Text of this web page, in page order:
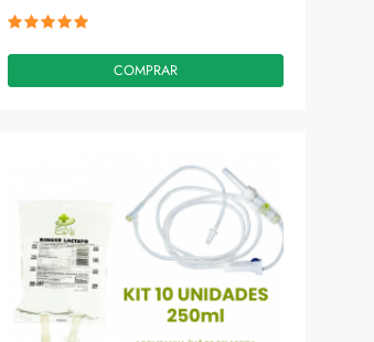
COMPRAR